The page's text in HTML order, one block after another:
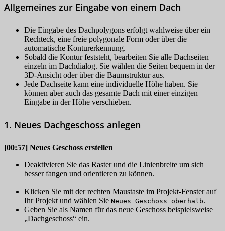
Allgemeines zur Eingabe von einem Dach
Die Eingabe des Dachpolygons erfolgt wahlweise über ein
Rechteck, eine freie polygonale Form oder über die
automatische Konturerkennung.
Sobald die Kontur feststeht, bearbeiten Sie alle Dachseiten
einzeln im Dachdialog. Sie wählen die Seiten bequem in der
3D-Ansicht oder über die Baumstruktur aus.
Jede Dachseite kann eine individuelle Höhe haben. Sie
können aber auch das gesamte Dach mit einer einzigen
Eingabe in der Höhe verschieben.
1. Neues Dachgeschoss anlegen
[00:57] Neues Geschoss erstellen
Deaktivieren Sie das Raster und die Linienbreite um sich
besser fangen und orientieren zu können.
Klicken Sie mit der rechten Maustaste im Projekt-Fenster auf
Ihr Projekt und wählen Sie Neues Geschoss oberhalb.
Geben Sie als Namen für das neue Geschoss beispielsweise
„Dachgeschoss“ ein.